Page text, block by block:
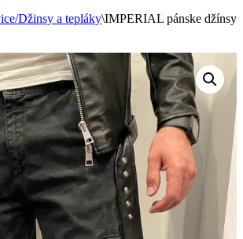
Džinsy a tepláky\IMPERIAL pánske džínsy